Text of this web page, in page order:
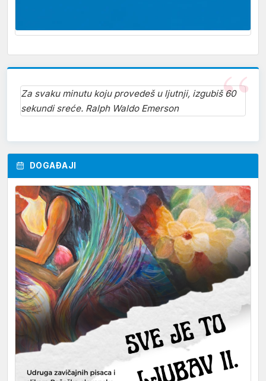
Za svaku minutu koju provedeš u ljutnji, izgubiš 60
sekundi sreće. Ralph Waldo Emerson
DOGAĐAJI